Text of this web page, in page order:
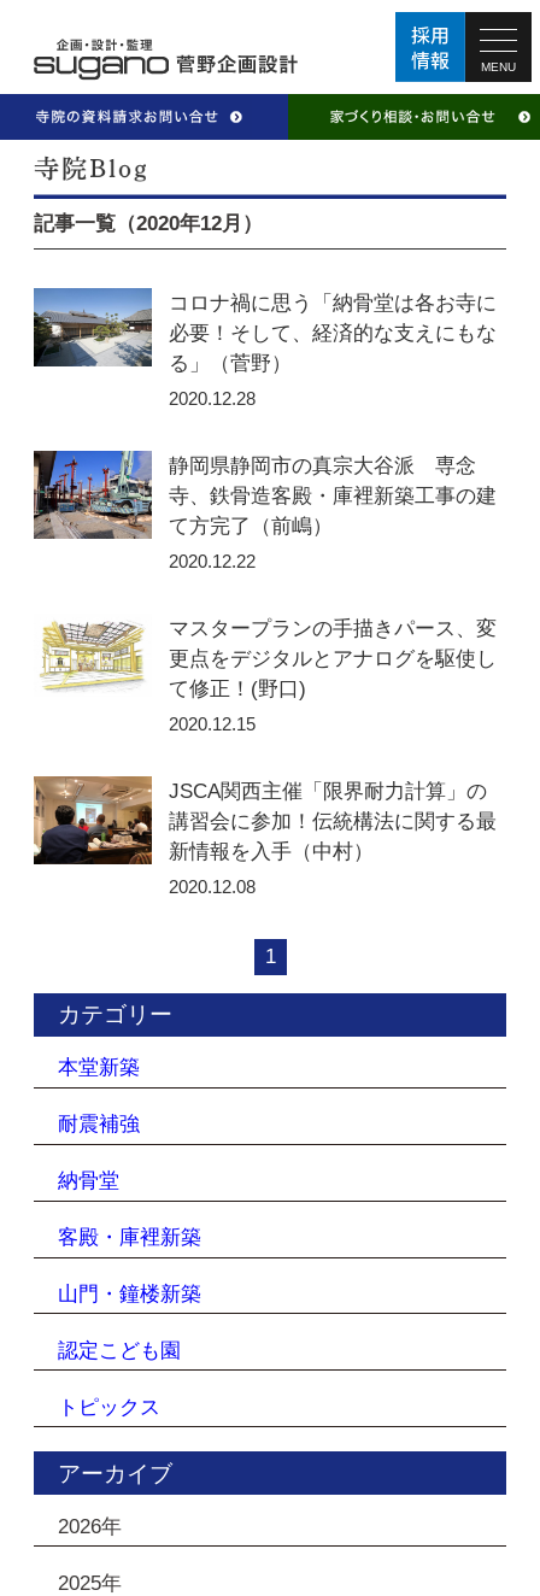
MENU
記事一覧（2020年12月）
コロナ禍に思う「納骨堂は各お寺に
必要！そして、経済的な支えにもな
る」（菅野）
2020.12.28
静岡県静岡市の真宗大谷派 専念
寺、鉄骨造客殿・庫裡新築工事の建
て方完了（前嶋）
2020.12.22
マスタープランの手描きパース、変
更点をデジタルとアナログを駆使し
て修正！(野口)
2020.12.15
JSCA関西主催「限界耐力計算」の
講習会に参加！伝統構法に関する最
新情報を入手（中村）
2020.12.08
1
カテゴリー
本堂新築
耐震補強
納骨堂
客殿・庫裡新築
山門・鐘楼新築
認定こども園
トピックス
アーカイブ
2026年
2025年